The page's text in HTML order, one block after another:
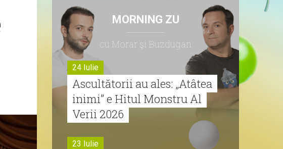
MORNING ZU
cu Morar şi Buzdugan
24 Iulie
Ascultătorii au ales: „Atâtea
inimi” e Hitul Monstru Al
Verii 2026
23 Iulie